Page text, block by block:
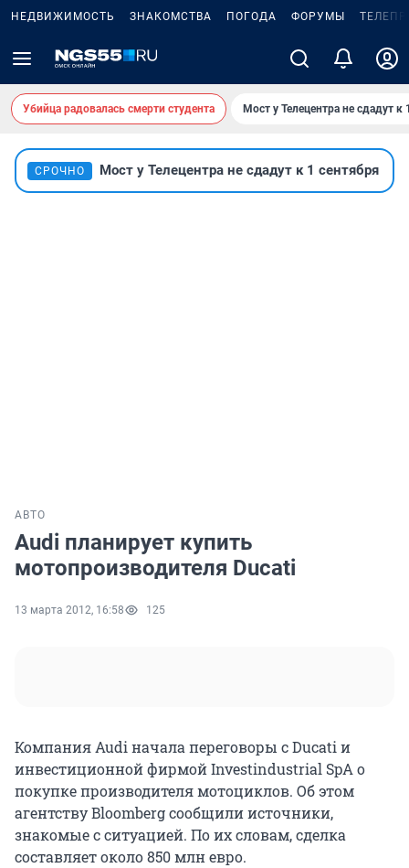
НЕДВИЖИМОСТЬ ЗНАКОМСТВА ПОГОДА ФОРУМЫ
Убийца радовалась смерти студента Мост у Телецентра не сдадут к
СРОЧНО Мост у Телецентра не сдадут к 1 сентября
АВТО
Audi планирует купить
мотопроизводителя Ducati
13 марта 2012, 16:58 125
Компания Audi начала переговоры с Ducati и
инвестиционной фирмой Investindustrial SpA о
покупке производителя мотоциклов. Об этом
агентству Bloomberg сообщили источники,
знакомые с ситуацией. По их словам, сделка
составляет около 850 млн евро.